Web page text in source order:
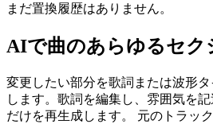
まだ置換履歴はありません。
AIで曲のあらゆるセク
変更したい部分を歌詞または波形
します。歌詞を編集し、雰囲気を
だけを再生成します。 元のトラッ